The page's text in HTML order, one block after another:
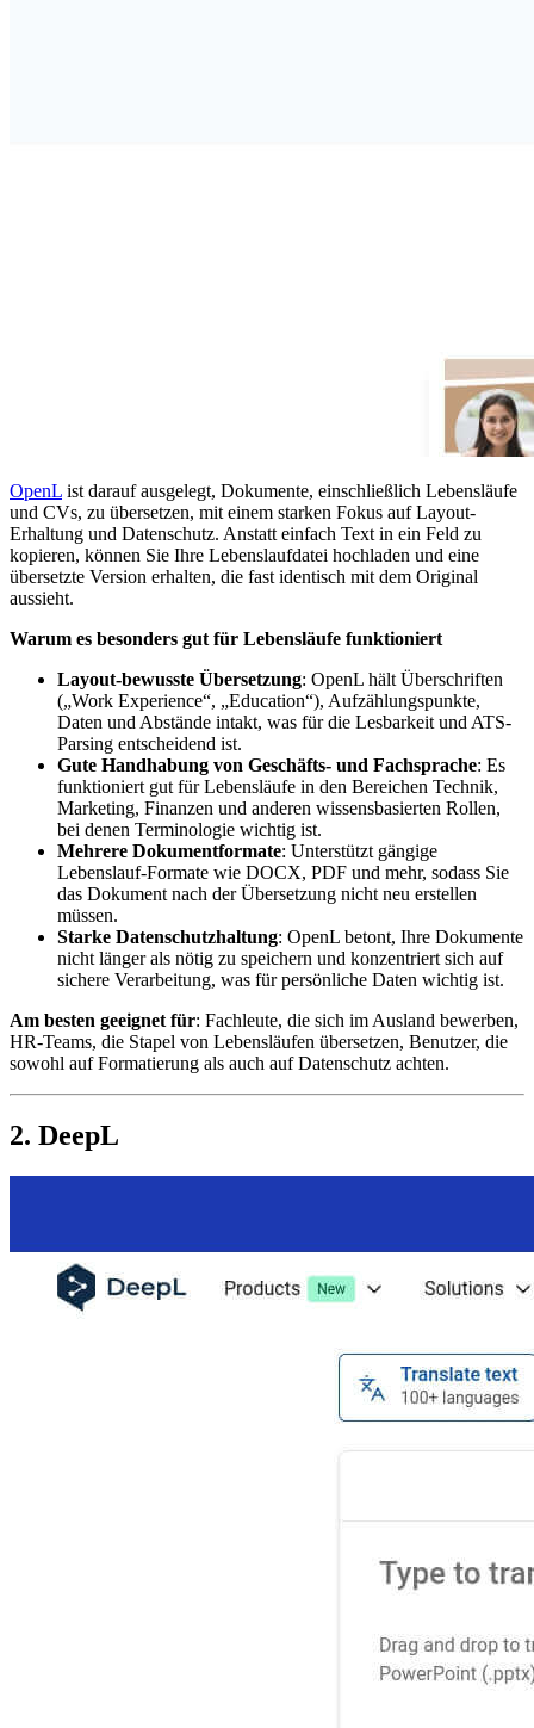
OpenL ist darauf ausgelegt, Dokumente, einschließlich Lebensläufe
und CVs, zu übersetzen, mit einem starken Fokus auf Layout-
Erhaltung und Datenschutz. Anstatt einfach Text in ein Feld zu
kopieren, können Sie Ihre Lebenslaufdatei hochladen und eine
übersetzte Version erhalten, die fast identisch mit dem Original
aussieht.
Warum es besonders gut für Lebensläufe funktioniert
Layout-bewusste Übersetzung: OpenL hält Überschriften
(„Work Experience“, „Education“), Aufzählungspunkte,
Daten und Abstände intakt, was für die Lesbarkeit und ATS-
Parsing entscheidend ist.
Gute Handhabung von Geschäfts- und Fachsprache: Es
funktioniert gut für Lebensläufe in den Bereichen Technik,
Marketing, Finanzen und anderen wissensbasierten Rollen,
bei denen Terminologie wichtig ist.
Mehrere Dokumentformate: Unterstützt gängige
Lebenslauf-Formate wie DOCX, PDF und mehr, sodass Sie
das Dokument nach der Übersetzung nicht neu erstellen
müssen.
Starke Datenschutzhaltung: OpenL betont, Ihre Dokumente
nicht länger als nötig zu speichern und konzentriert sich auf
sichere Verarbeitung, was für persönliche Daten wichtig ist.
Am besten geeignet für: Fachleute, die sich im Ausland bewerben,
HR-Teams, die Stapel von Lebensläufen übersetzen, Benutzer, die
sowohl auf Formatierung als auch auf Datenschutz achten.
2. DeepL